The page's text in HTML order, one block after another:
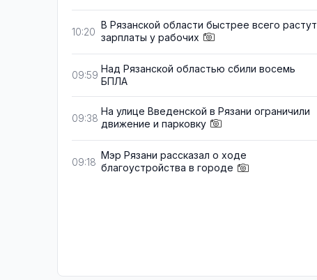
10:20
В Рязанской области быстрее всего растут
зарплаты у рабочих
09:59
Над Рязанской областью сбили восемь
БПЛА
09:38
На улице Введенской в Рязани ограничили
движение и парковку
09:18
Мэр Рязани рассказал о ходе
благоустройства в городе